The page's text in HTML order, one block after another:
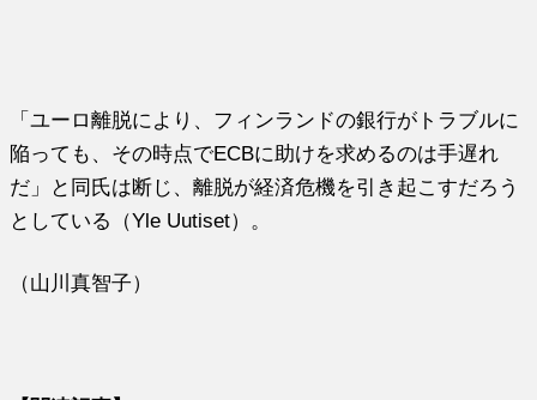
「ユーロ離脱により、フィンランドの銀行がトラブルに
陥っても、その時点でECBに助けを求めるのは手遅れ
だ」と同氏は断じ、離脱が経済危機を引き起こすだろう
としている（Yle Uutiset）。
（山川真智子）